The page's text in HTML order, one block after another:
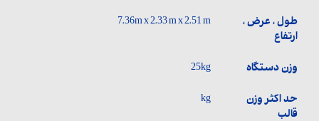
طول ، عرض ،
ارتفاع
7.36m x 2.33 m x 2.51 m
وزن دستگاه 25kg
حد اکثر وزن
قالب
kg